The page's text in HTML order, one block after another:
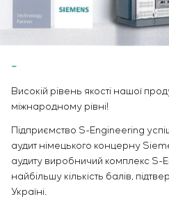
замовника
Сервісне обслуговування
Управління проєктами
Індивідуальна розробка
щитового обладнання
Розробка математичних
управління
Розробка спеціальних
Розробка систем
Енергоаудит
Інфраструктура
Хімічна промисловість
Вакансії
Стажування
Ветеранам
КОНТАКТИ
Високій рівень якості нашої
міжнародному рівні!
Підприємство S-Engineering усп
аудит німецького концерну
аудиту виробничий комплекс S-
найбільшу кількість балів,
Україні.